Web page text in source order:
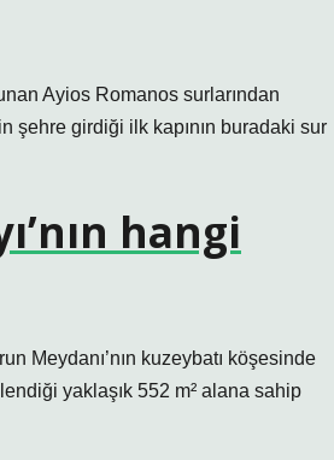
Ayios Romanos surlarından
şehre girdiği ilk kapının buradaki sur
hangi
Meydanı’nın kuzeybatı köşesinde
yaklaşık 552 m² alana sahip